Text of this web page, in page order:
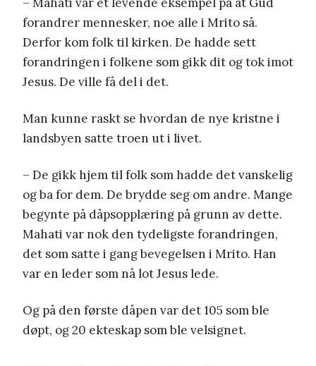
forandrer mennesker, noe alle i Mrito så.
Derfor kom folk til kirken. De hadde sett
forandringen i folkene som gikk dit og tok imot
Jesus. De ville få del i det.
Man kunne raskt se hvordan de nye kristne i
landsbyen satte troen ut i livet.
– De gikk hjem til folk som hadde det vanskelig
og ba for dem. De brydde seg om andre. Mange
begynte på dåpsopplæring på grunn av dette.
Mahati var nok den tydeligste forandringen,
det som satte i gang bevegelsen i Mrito. Han
var en leder som nå lot Jesus lede.
Og på den første dåpen var det 105 som ble
døpt, og 20 ekteskap som ble velsignet.